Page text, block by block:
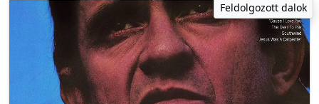
Feldolgozott dalok